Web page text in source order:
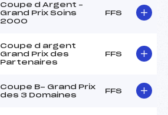
Coupe d Argent –
Grand Prix Soins
2000
FFS
Coupe d argent
Grand Prix des
Partenaires
FFS
Coupe B- Grand Prix
des 3 Domaines
FFS